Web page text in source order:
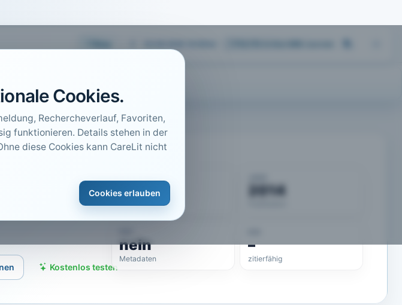
Cookies.
Rechercheverlauf, Favoriten,
funktionieren. Details stehen in der
diese Cookies kann CareLit nicht
Cookies erlauben
Kostenlos testen
150566
CareLit-ID
2014
nein
Metadaten
–
zitierfähig